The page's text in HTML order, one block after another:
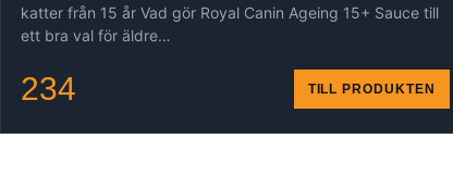
katter från 15 år Vad gör Royal Canin Ageing 15+ Sauce till
ett bra val för äldre…
234 TILL PRODUKTEN